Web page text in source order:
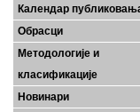
Календар
Обрасци
Методологије и
класификације
Новинари